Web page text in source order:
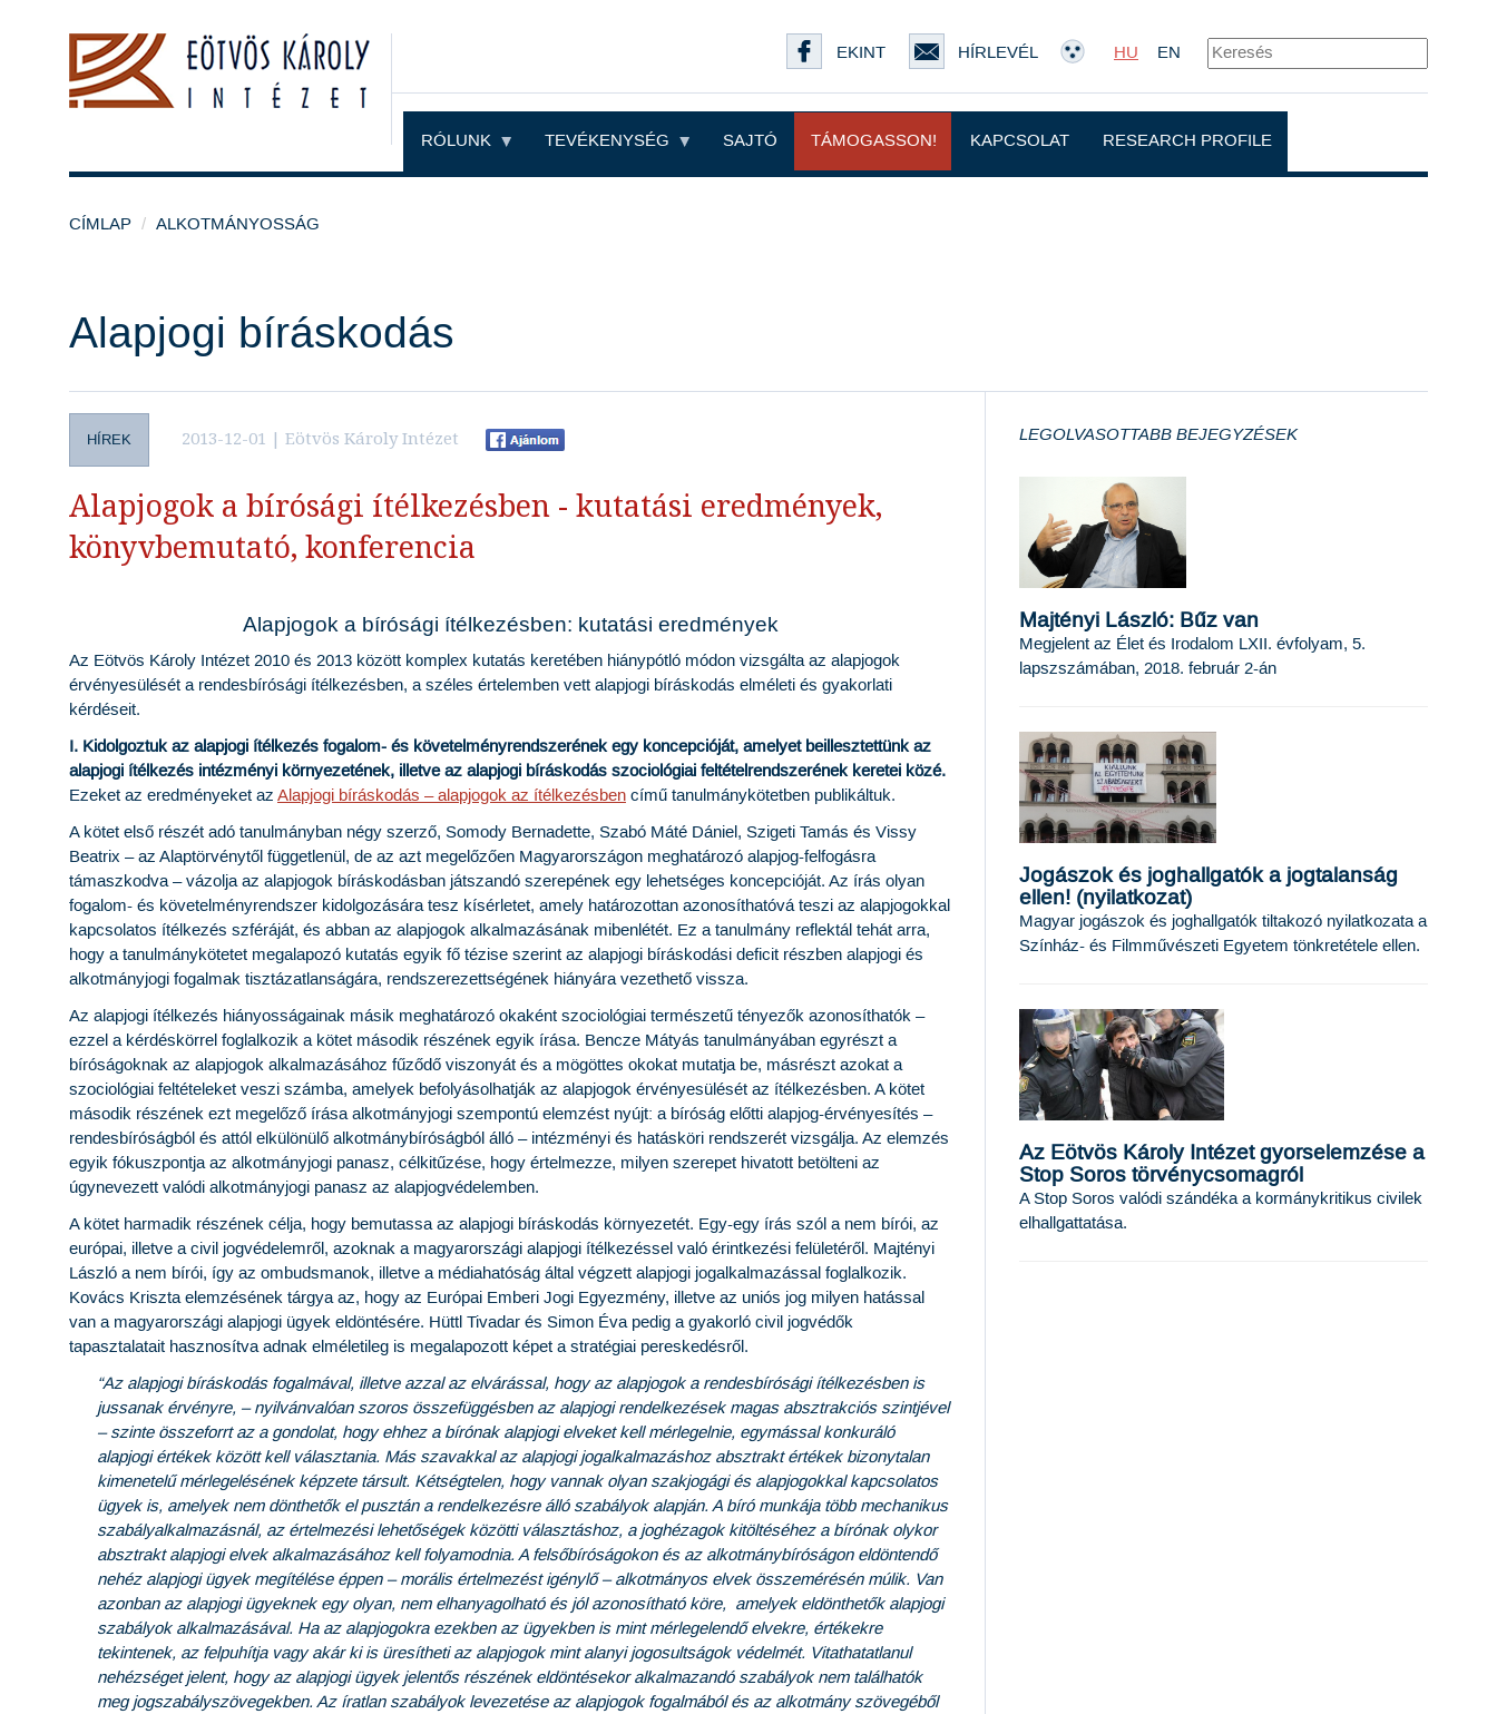
EKINT HÍRLEVÉL HU EN
RÓLUNK TEVÉKENYSÉG SAJTÓ TÁMOGASSON! KAPCSOLAT RESEARCH PROFILE
CÍMLAP ALKOTMÁNYOSSÁG
Alapjogi bíráskodás
HÍREK 2013-12-01 | Eötvös Károly Intézet
Alapjogok a bírósági ítélkezésben - kutatási eredmények,
könyvbemutató, konferencia
Alapjogok a bírósági ítélkezésben: kutatási eredmények
Az Eötvös Károly Intézet 2010 és 2013 között komplex kutatás keretében hiánypótló módon vizsgálta az alapjogok
érvényesülését a rendesbírósági ítélkezésben, a széles értelemben vett alapjogi bíráskodás elméleti és gyakorlati
kérdéseit.
I. Kidolgoztuk az alapjogi ítélkezés fogalom- és követelményrendszerének egy koncepcióját, amelyet beillesztettünk az
alapjogi ítélkezés intézményi környezetének, illetve az alapjogi bíráskodás szociológiai feltételrendszerének keretei közé.
Ezeket az eredményeket az Alapjogi bíráskodás – alapjogok az ítélkezésben című tanulmánykötetben publikáltuk.
A kötet első részét adó tanulmányban négy szerző, Somody Bernadette, Szabó Máté Dániel, Szigeti Tamás és Vissy
Beatrix – az Alaptörvénytől függetlenül, de az azt megelőzően Magyarországon meghatározó alapjog-felfogásra
támaszkodva – vázolja az alapjogok bíráskodásban játszandó szerepének egy lehetséges koncepcióját. Az írás olyan
fogalom- és követelményrendszer kidolgozására tesz kísérletet, amely határozottan azonosíthatóvá teszi az alapjogokkal
kapcsolatos ítélkezés szféráját, és abban az alapjogok alkalmazásának mibenlétét. Ez a tanulmány reflektál tehát arra,
hogy a tanulmánykötetet megalapozó kutatás egyik fő tézise szerint az alapjogi bíráskodási deficit részben alapjogi és
alkotmányjogi fogalmak tisztázatlanságára, rendszerezettségének hiányára vezethető vissza.
Az alapjogi ítélkezés hiányosságainak másik meghatározó okaként szociológiai természetű tényezők azonosíthatók –
ezzel a kérdéskörrel foglalkozik a kötet második részének egyik írása. Bencze Mátyás tanulmányában egyrészt a
bíróságoknak az alapjogok alkalmazásához fűződő viszonyát és a mögöttes okokat mutatja be, másrészt azokat a
szociológiai feltételeket veszi számba, amelyek befolyásolhatják az alapjogok érvényesülését az ítélkezésben. A kötet
második részének ezt megelőző írása alkotmányjogi szempontú elemzést nyújt: a bíróság előtti alapjog-érvényesítés –
rendesbíróságból és attól elkülönülő alkotmánybíróságból álló – intézményi és hatásköri rendszerét vizsgálja. Az elemzés
egyik fókuszpontja az alkotmányjogi panasz, célkitűzése, hogy értelmezze, milyen szerepet hivatott betölteni az
úgynevezett valódi alkotmányjogi panasz az alapjogvédelemben.
A kötet harmadik részének célja, hogy bemutassa az alapjogi bíráskodás környezetét. Egy-egy írás szól a nem bírói, az
európai, illetve a civil jogvédelemről, azoknak a magyarországi alapjogi ítélkezéssel való érintkezési felületéről. Majtényi
László a nem bírói, így az ombudsmanok, illetve a médiahatóság által végzett alapjogi jogalkalmazással foglalkozik.
Kovács Kriszta elemzésének tárgya az, hogy az Európai Emberi Jogi Egyezmény, illetve az uniós jog milyen hatással
van a magyarországi alapjogi ügyek eldöntésére. Hüttl Tivadar és Simon Éva pedig a gyakorló civil jogvédők
tapasztalatait hasznosítva adnak elméletileg is megalapozott képet a stratégiai pereskedésről.
“Az alapjogi bíráskodás fogalmával, illetve azzal az elvárással, hogy az alapjogok a rendesbírósági ítélkezésben is
jussanak érvényre, – nyilvánvalóan szoros összefüggésben az alapjogi rendelkezések magas absztrakciós szintjével
– szinte összeforrt az a gondolat, hogy ehhez a bírónak alapjogi elveket kell mérlegelnie, egymással konkuráló
alapjogi értékek között kell választania. Más szavakkal az alapjogi jogalkalmazáshoz absztrakt értékek bizonytalan
kimenetelű mérlegelésének képzete társult. Kétségtelen, hogy vannak olyan szakjogági és alapjogokkal kapcsolatos
ügyek is, amelyek nem dönthetők el pusztán a rendelkezésre álló szabályok alapján. A bíró munkája több mechanikus
szabályalkalmazásnál, az értelmezési lehetőségek közötti választáshoz, a joghézagok kitöltéséhez a bírónak olykor
absztrakt alapjogi elvek alkalmazásához kell folyamodnia. A felsőbíróságokon és az alkotmánybíróságon eldöntendő
nehéz alapjogi ügyek megítélése éppen – morális értelmezést igénylő – alkotmányos elvek összemérésén múlik. Van
azonban az alapjogi ügyeknek egy olyan, nem elhanyagolható és jól azonosítható köre, amelyek eldönthetők alapjogi
szabályok alkalmazásával. Ha az alapjogokra ezekben az ügyekben is mint mérlegelendő elvekre, értékekre
tekintenek, az felpuhítja vagy akár ki is üresítheti az alapjogok mint alanyi jogosultságok védelmét. Vitathatatlanul
nehézséget jelent, hogy az alapjogi ügyek jelentős részének eldöntésekor alkalmazandó szabályok nem találhatók
meg jogszabályszövegekben. Az íratlan szabályok levezetése az alapjogok fogalmából és az alkotmány szövegéből
LEGOLVASOTTABB BEJEGYZÉSEK
Majtényi László: Bűz van
Megjelent az Élet és Irodalom LXII. évfolyam, 5.
lapszszámában, 2018. február 2-án
Jogászok és joghallgatók a jogtalanság
ellen! (nyilatkozat)
Magyar jogászok és joghallgatók tiltakozó nyilatkozata a
Színház- és Filmművészeti Egyetem tönkretétele ellen.
Az Eötvös Károly Intézet gyorselemzése a
Stop Soros törvénycsomagról
A Stop Soros valódi szándéka a kormánykritikus civilek
elhallgattatása.